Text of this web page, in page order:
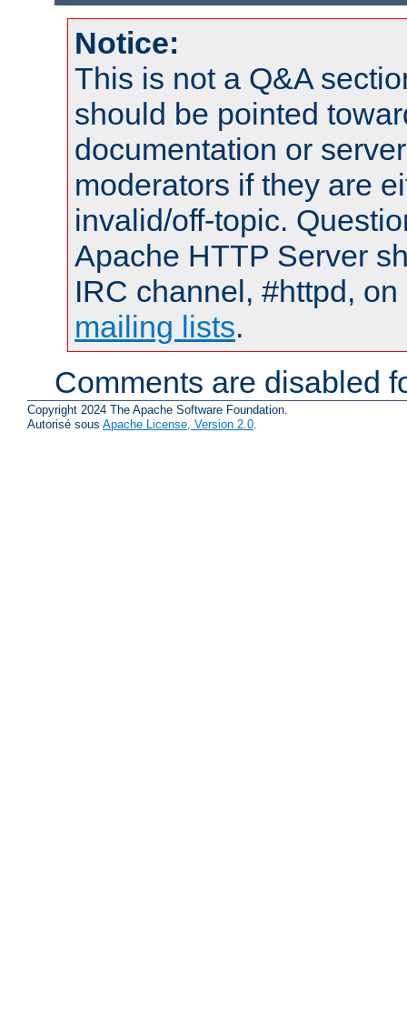
Notice:
This is not a Q&A
should be pointed
documentation or
moderators if they are
invalid/off-topic.
Apache HTTP Server
IRC channel, #httpd,
mailing lists.
Comments are disabled
Copyright 2024 The Apache Software Foundation.
Autorisé sous Apache License, Version 2.0.